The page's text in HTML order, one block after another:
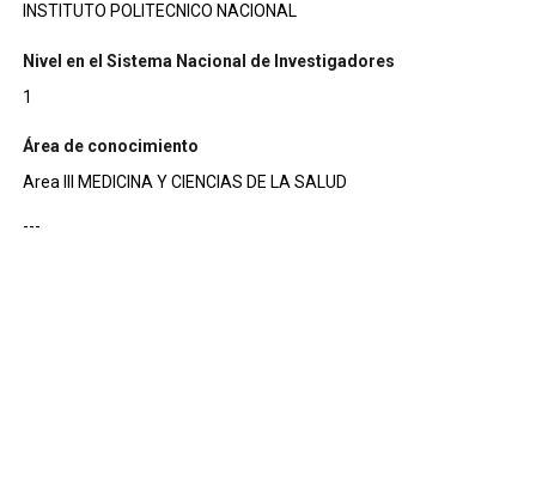
INSTITUTO POLITECNICO NACIONAL
Nivel en el Sistema Nacional de Investigadores
1
Área de conocimiento
Area III MEDICINA Y CIENCIAS DE LA SALUD
---